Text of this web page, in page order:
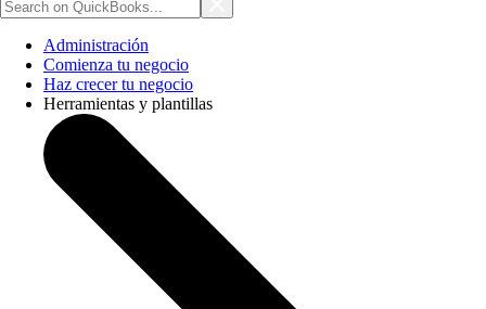
Administración
Comienza tu negocio
Haz crecer tu negocio
Herramientas y plantillas